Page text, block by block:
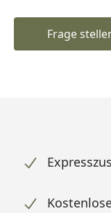
Frage